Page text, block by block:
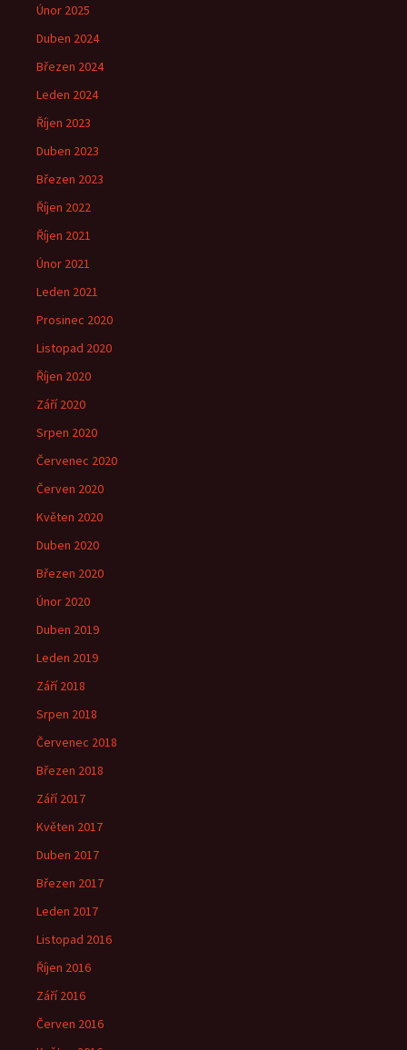
Únor 2025
Duben 2024
Březen 2024
Leden 2024
Říjen 2023
Duben 2023
Březen 2023
Říjen 2022
Říjen 2021
Únor 2021
Leden 2021
Prosinec 2020
Listopad 2020
Říjen 2020
Září 2020
Srpen 2020
Červenec 2020
Červen 2020
Květen 2020
Duben 2020
Březen 2020
Únor 2020
Duben 2019
Leden 2019
Září 2018
Srpen 2018
Červenec 2018
Březen 2018
Září 2017
Květen 2017
Duben 2017
Březen 2017
Leden 2017
Listopad 2016
Říjen 2016
Září 2016
Červen 2016